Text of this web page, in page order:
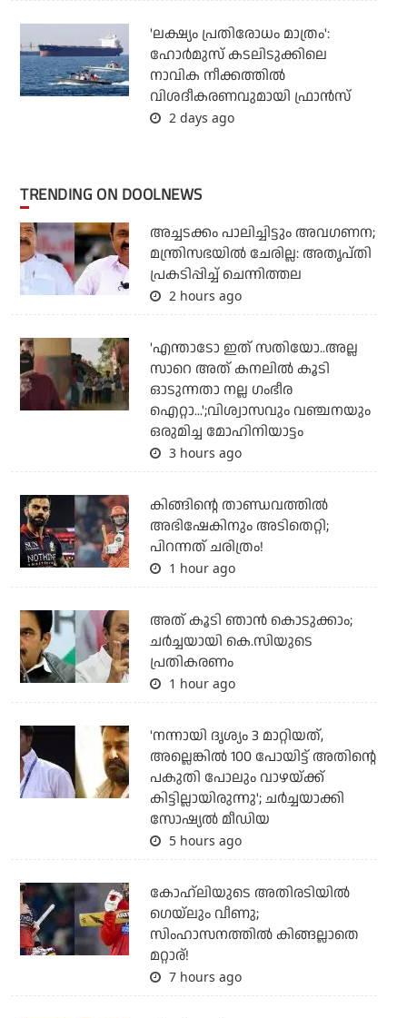
'ലക്ഷ്യം പ്രതിരോധം മാത്രം':
ഹോർമുസ് കടലിടുക്കിലെ
നാവിക നീക്കത്തിൽ
വിശദീകരണവുമായി ഫ്രാൻസ്
2 days ago
TRENDING ON DOOLNEWS
അച്ചടക്കം പാലിച്ചിട്ടും അവഗണന;
മന്ത്രിസഭയില്‍ ചേരില്ല: അതൃപ്തി
പ്രകടിപ്പിച്ച് ചെന്നിത്തല
2 hours ago
'എന്താടോ ഇത് സതിയോ..അല്ല
സാറെ അത് കനലിൽ കൂടി
ഓടുന്നതാ നല്ല ഗംഭീര
ഐറ്റാ...';വിശ്വാസവും വഞ്ചനയും
ഒരുമിച്ച മോഹിനിയാട്ടം
3 hours ago
കിങ്ങിന്റെ താണ്ഡവത്തില്‍
അഭിഷേകിനും അടിതെറ്റി;
പിറന്നത് ചരിത്രം!
1 hour ago
അത് കൂടി ഞാന്‍ കൊടുക്കാം;
ചര്‍ച്ചയായി കെ.സിയുടെ
പ്രതികരണം
1 hour ago
'നന്നായി ദൃശ്യം 3 മാറ്റിയത്,
അല്ലെങ്കിൽ 100 പോയിട്ട് അതിന്റെ
പകുതി പോലും വാഴയ്ക്ക്
കിട്ടില്ലായിരുന്നു'; ചർച്ചയാക്കി
സോഷ്യൽ മീഡിയ
5 hours ago
കോഹ്‌ലിയുടെ അതിരടിയില്‍
ഗെയ്ലും വീണു;
സിംഹാസനത്തില്‍ കിങ്ങല്ലാതെ
മറ്റാര്!
7 hours ago